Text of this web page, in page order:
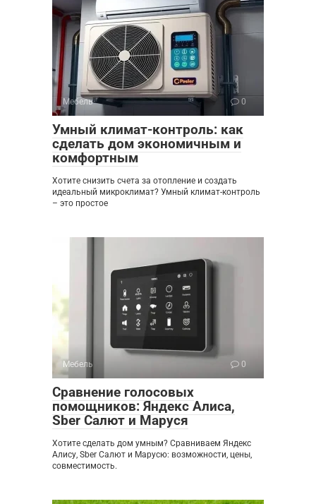
Мебель 0
Умный климат-контроль: как
сделать дом экономичным и
комфортным
Хотите снизить счета за отопление и создать
идеальный микроклимат? Умный климат-контроль
– это простое
Мебель 0
Сравнение голосовых
помощников: Яндекс Алиса,
Sber Салют и Маруся
Хотите сделать дом умным? Сравниваем Яндекс
Алису, Sber Салют и Марусю: возможности, цены,
совместимость.